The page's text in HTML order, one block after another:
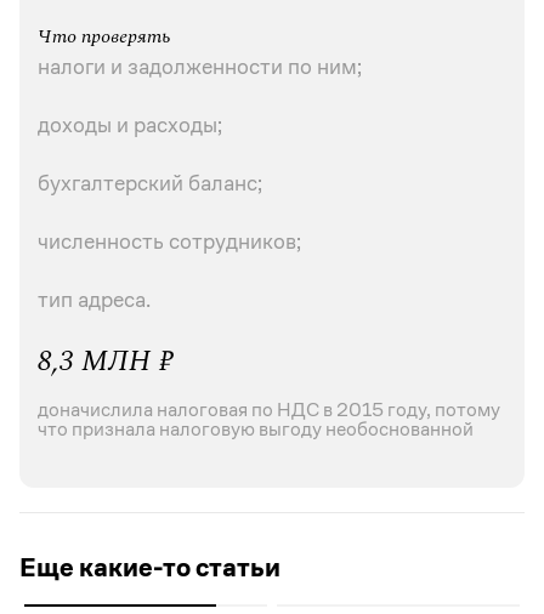
Что проверять
налоги и задолженности по ним;
доходы и расходы;
бухгалтерский баланс;
численность сотрудников;
тип адреса.
8,3 МЛН ₽
доначислила налоговая по НДС в 2015 году, потому
что признала налоговую выгоду необоснованной
Еще какие-то статьи